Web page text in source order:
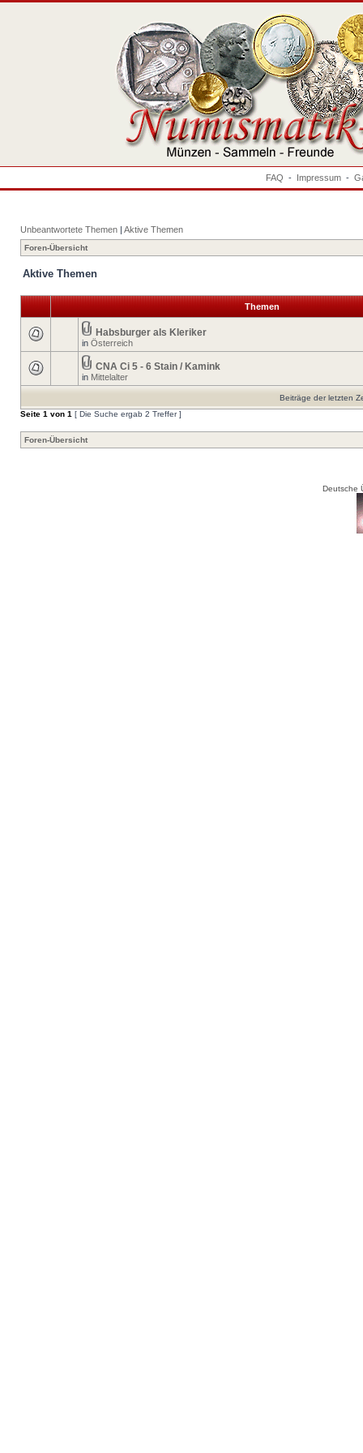
FAQ - Impressum -
Unbeantwortete Themen | Aktive Themen
Foren-Übersicht
Aktive Themen
Themen
Habsburger als Kleriker
in Österreich
CNA Ci 5 - 6 Stain / Kamink
in Mittelalter
Beiträge der letzten
Seite 1 von 1 [ Die Suche ergab 2 Treffer ]
Foren-Übersicht
Deutsche